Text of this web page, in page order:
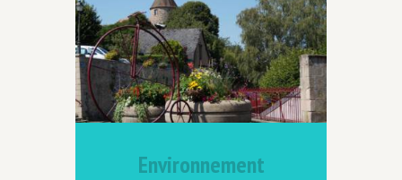
Environnement